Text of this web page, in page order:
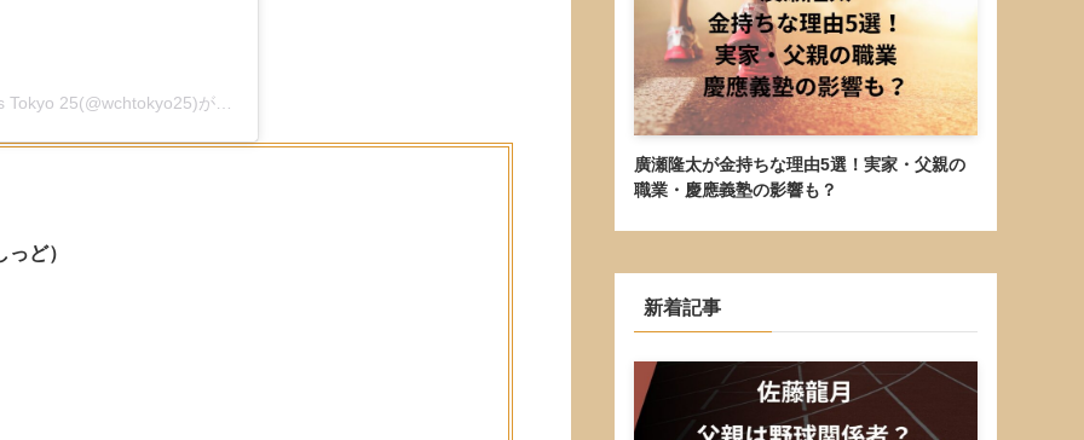
東京2025世界陸上/World Athletics Championships Tokyo 25(@wchtokyo25)がシェアした投稿
ど）
廣瀬隆太が金持ちな理由5選！実家・父親の
職業・慶應義塾の影響も？
新着記事